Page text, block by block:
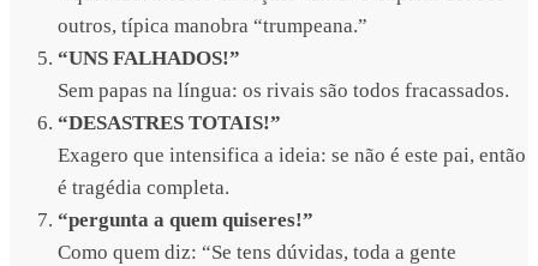
outros, típica manobra “trumpeana.”
“UNS FALHADOS!”
Sem papas na língua: os rivais são todos fracassados.
“DESASTRES TOTAIS!”
Exagero que intensifica a ideia: se não é este pai, então
é tragédia completa.
“pergunta a quem quiseres!”
Como quem diz: “Se tens dúvidas, toda a gente